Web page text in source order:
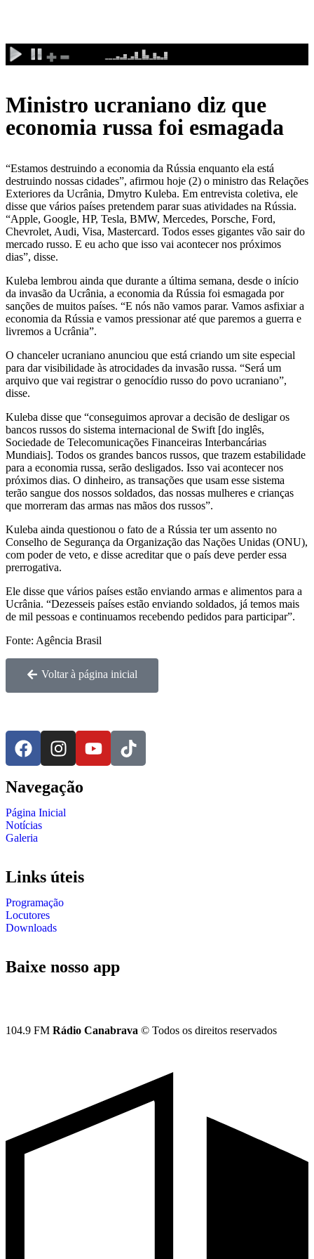
Ministro ucraniano diz que
economia russa foi esmagada
“Estamos destruindo a economia da Rússia enquanto ela está
destruindo nossas cidades”, afirmou hoje (2) o ministro das Relações
Exteriores da Ucrânia, Dmytro Kuleba. Em entrevista coletiva, ele
disse que vários países pretendem parar suas atividades na Rússia.
“Apple, Google, HP, Tesla, BMW, Mercedes, Porsche, Ford,
Chevrolet, Audi, Visa, Mastercard. Todos esses gigantes vão sair do
mercado russo. E eu acho que isso vai acontecer nos próximos
dias”, disse.
Kuleba lembrou ainda que durante a última semana, desde o início
da invasão da Ucrânia, a economia da Rússia foi esmagada por
sanções de muitos países. “E nós não vamos parar. Vamos asfixiar a
economia da Rússia e vamos pressionar até que paremos a guerra e
livremos a Ucrânia”.
O chanceler ucraniano anunciou que está criando um site especial
para dar visibilidade às atrocidades da invasão russa. “Será um
arquivo que vai registrar o genocídio russo do povo ucraniano”,
disse.
Kuleba disse que “conseguimos aprovar a decisão de desligar os
bancos russos do sistema internacional de Swift [do inglês,
Sociedade de Telecomunicações Financeiras Interbancárias
Mundiais]. Todos os grandes bancos russos, que trazem estabilidade
para a economia russa, serão desligados. Isso vai acontecer nos
próximos dias. O dinheiro, as transações que usam esse sistema
terão sangue dos nossos soldados, das nossas mulheres e crianças
que morreram das armas nas mãos dos russos”.
Kuleba ainda questionou o fato de a Rússia ter um assento no
Conselho de Segurança da Organização das Nações Unidas (ONU),
com poder de veto, e disse acreditar que o país deve perder essa
prerrogativa.
Ele disse que vários países estão enviando armas e alimentos para a
Ucrânia. “Dezesseis países estão enviando soldados, já temos mais
de mil pessoas e continuamos recebendo pedidos para participar”.
Fonte: Agência Brasil
Voltar à página inicial
Navegação
Página Inicial
Notícias
Galeria
Links úteis
Programação
Locutores
Downloads
Baixe nosso app
104.9 FM Rádio Canabrava © Todos os direitos reservados